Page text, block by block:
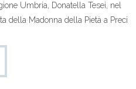
Umbria, Donatella Tesei, nel
della Madonna della Pietà a Preci